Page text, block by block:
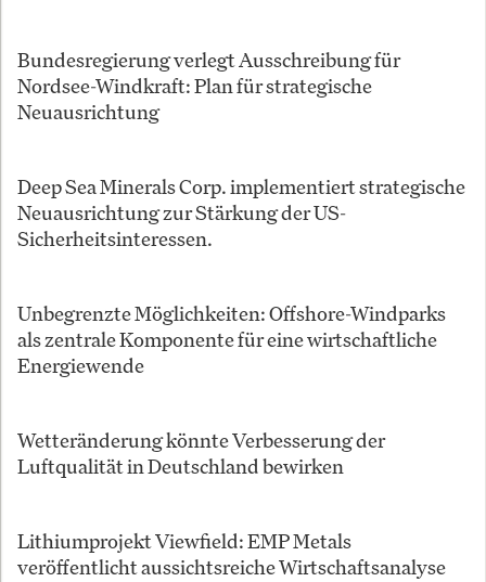
Bundesregierung verlegt Ausschreibung für
Nordsee-Windkraft: Plan für strategische
Neuausrichtung
Deep Sea Minerals Corp. implementiert strategische
Neuausrichtung zur Stärkung der US-
Sicherheitsinteressen.
Unbegrenzte Möglichkeiten: Offshore-Windparks
als zentrale Komponente für eine wirtschaftliche
Energiewende
Wetteränderung könnte Verbesserung der
Luftqualität in Deutschland bewirken
Lithiumprojekt Viewfield: EMP Metals
veröffentlicht aussichtsreiche Wirtschaftsanalyse